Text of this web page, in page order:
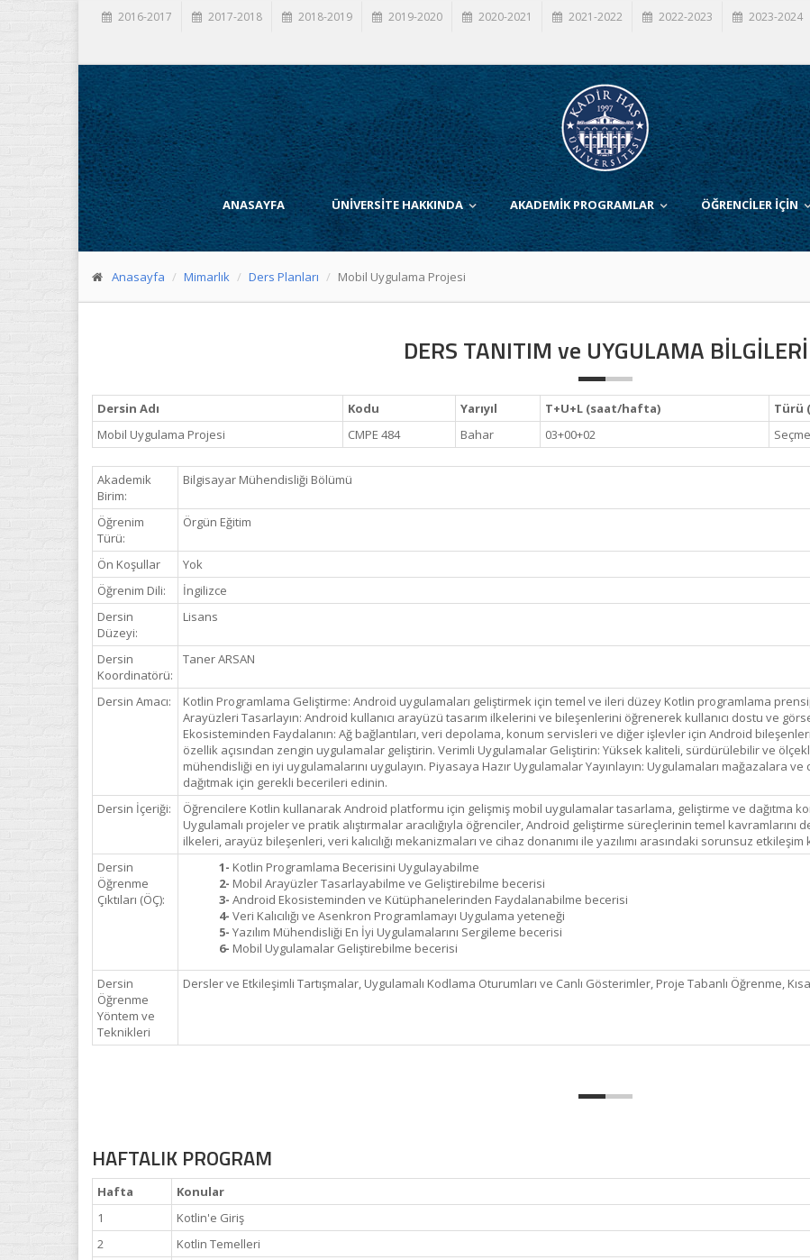
2016-2017 2017-2018 2018-2019 2019-2020 2020-2021 2021-2022 2022-2023 2023-2024
ANASAYFA ÜNİVERSİTE HAKKINDA AKADEMİK PROGRAMLAR ÖĞRENCİLER İÇİN
Anasayfa Mimarlık Ders Planları Mobil Uygulama Projesi
DERS TANITIM ve UYGULAMA BİLGİLERİ
Dersin Adı Kodu Yarıyıl T+U+L (saat/hafta) Türü
Mobil Uygulama Projesi
CMPE 484 Bahar 03+00+02
Akademik
Birim:
Bilgisayar Mühendisliği Bölümü
Öğrenim
Türü:
Örgün Eğitim
Ön Koşullar
Yok
Öğrenim Dili:
İngilizce
Dersin
Düzeyi:
Lisans
Dersin
Koordinatörü:
Taner ARSAN
Dersin Amacı:
Kotlin Programlama Geliştirme: Android uygulamaları geliştirmek için temel ve ileri düzey Kotlin programlama
Arayüzleri Tasarlayın: Android kullanıcı arayüzü tasarım ilkelerini ve bileşenlerini öğrenerek kullanıcı dostu ve
Ekosisteminden Faydalanın: Ağ bağlantıları, veri depolama, konum servisleri ve diğer işlevler için Android
özellik açısından zengin uygulamalar geliştirin. Verimli Uygulamalar Geliştirin: Yüksek kaliteli, sürdürülebilir ve
mühendisliği en iyi uygulamalarını uygulayın. Piyasaya Hazır Uygulamalar Yayınlayın: Uygulamaları mağazalara
dağıtmak için gerekli becerileri edinin.
Dersin İçeriği:
Öğrencilere Kotlin kullanarak Android platformu için gelişmiş mobil uygulamalar tasarlama, geliştirme ve dağıtma
Uygulamalı projeler ve pratik alıştırmalar aracılığıyla öğrenciler, Android geliştirme süreçlerinin temel kavramlarını
ilkeleri, arayüz bileşenleri, veri kalıcılığı mekanizmaları ve cihaz donanımı ile yazılımı arasındaki sorunsuz
Dersin
Öğrenme
Çıktıları (ÖÇ):
1- Kotlin Programlama Becerisini Uygulayabilme
2- Mobil Arayüzler Tasarlayabilme ve Geliştirebilme becerisi
3- Android Ekosisteminden ve Kütüphanelerinden Faydalanabilme becerisi
4- Veri Kalıcılığı ve Asenkron Programlamayı Uygulama yeteneği
5- Yazılım Mühendisliği En İyi Uygulamalarını Sergileme becerisi
6- Mobil Uygulamalar Geliştirebilme becerisi
Dersin
Öğrenme
Yöntem ve
Teknikleri
Dersler ve Etkileşimli Tartışmalar, Uygulamalı Kodlama Oturumları ve Canlı Gösterimler, Proje Tabanlı Öğrenme,
HAFTALIK PROGRAM
Hafta Konular
1
Kotlin'e Giriş
2
Kotlin Temelleri